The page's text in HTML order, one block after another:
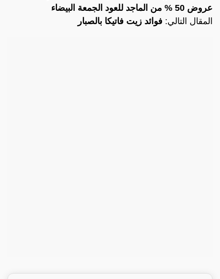
عروض 50 % من الماجد للعود الجمعة البيضاء
المقال التالي: فوائد زيت فاتيكا بالصبار